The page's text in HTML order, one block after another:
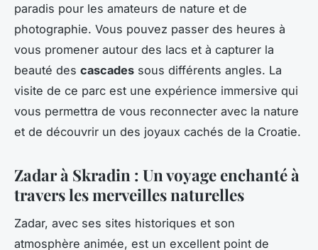
paradis pour les amateurs de nature et de
photographie. Vous pouvez passer des heures à
vous promener autour des lacs et à capturer la
beauté des cascades sous différents angles. La
visite de ce parc est une expérience immersive qui
vous permettra de vous reconnecter avec la nature
et de découvrir un des joyaux cachés de la Croatie.
Zadar à Skradin : Un voyage enchanté à
travers les merveilles naturelles
Zadar, avec ses sites historiques et son
atmosphère animée, est un excellent point de